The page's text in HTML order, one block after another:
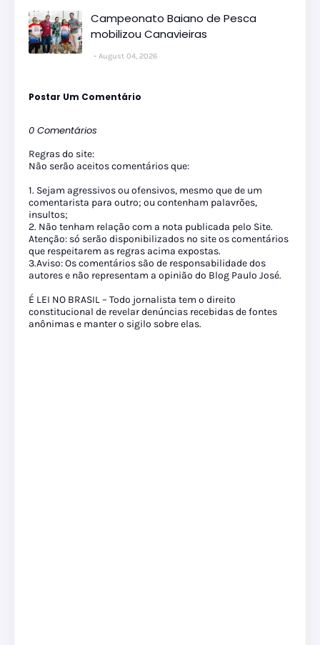
Campeonato Baiano de Pesca
mobilizou Canavieiras
August 04, 2026
Postar Um Comentário
0 Comentários
Regras do site:
Não serão aceitos comentários que:
1. Sejam agressivos ou ofensivos, mesmo que de um
comentarista para outro; ou contenham palavrões,
insultos;
2. Não tenham relação com a nota publicada pelo Site.
Atenção: só serão disponibilizados no site os comentários
que respeitarem as regras acima expostas.
3.Aviso: Os comentários são de responsabilidade dos
autores e não representam a opinião do Blog Paulo José.
É LEI NO BRASIL – Todo jornalista tem o direito
constitucional de revelar denúncias recebidas de fontes
anônimas e manter o sigilo sobre elas.